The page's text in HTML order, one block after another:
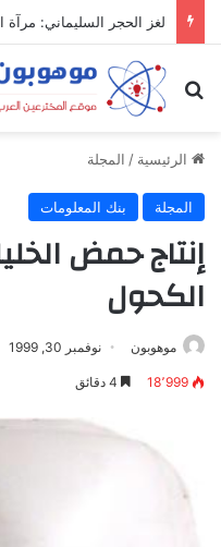
بحث عن
الرئيسية / المجلة
المجلة بنك المعلومات
إنتاج حمض
الكحول
موهوبون نوفمبر 30, 1999
18٬999